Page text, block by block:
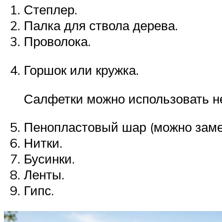
Степлер.
Палка для ствола дерева.
Проволока.
Горшок или кружка.
Салфетки можно использовать
Пенопластовый шар (можно
Нитки.
Бусинки.
Ленты.
Гипс.